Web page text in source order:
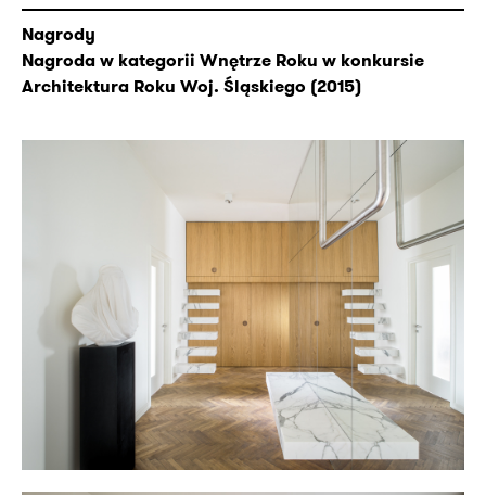
Nagrody
Nagroda w kategorii Wnętrze Roku w konkursie
Architektura Roku Woj. Śląskiego (2015)